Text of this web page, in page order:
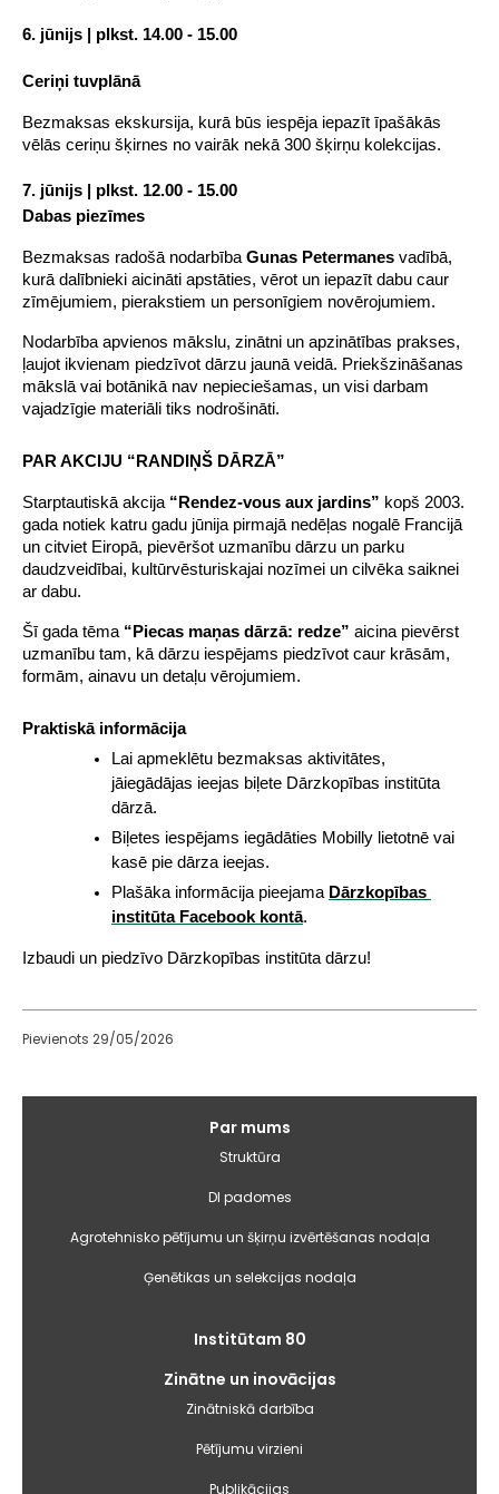
6. jūnijs | plkst. 14.00 - 15.00
Ceriņi tuvplānā
Bezmaksas ekskursija, kurā būs iespēja iepazīt īpašākās
vēlās ceriņu šķirnes no vairāk nekā 300 šķirņu kolekcijas.
7. jūnijs | plkst. 12.00 - 15.00
Dabas piezīmes
Bezmaksas radošā nodarbība Gunas Petermanes vadībā,
kurā dalībnieki aicināti apstāties, vērot un iepazīt dabu caur
zīmējumiem, pierakstiem un personīgiem novērojumiem.
Nodarbība apvienos mākslu, zinātni un apzinātības prakses,
ļaujot ikvienam piedzīvot dārzu jaunā veidā. Priekšzināšanas
mākslā vai botānikā nav nepieciešamas, un visi darbam
vajadzīgie materiāli tiks nodrošināti.
PAR AKCIJU “RANDIŅŠ DĀRZĀ”
Starptautiskā akcija “Rendez-vous aux jardins” kopš 2003.
gada notiek katru gadu jūnija pirmajā nedēļas nogalē Francijā
un citviet Eiropā, pievēršot uzmanību dārzu un parku
daudzveidībai, kultūrvēsturiskajai nozīmei un cilvēka saiknei
ar dabu.
Šī gada tēma “Piecas maņas dārzā: redze” aicina pievērst
uzmanību tam, kā dārzu iespējams piedzīvot caur krāsām,
formām, ainavu un detaļu vērojumiem.
Praktiskā informācija
Lai apmeklētu bezmaksas aktivitātes,
jāiegādājas ieejas biļete Dārzkopības institūta
dārzā.
Biļetes iespējams iegādāties Mobilly lietotnē vai
kasē pie dārza ieejas.
Plašāka informācija pieejama Dārzkopības
institūta Facebook kontā.
Izbaudi un piedzīvo Dārzkopības institūta dārzu!
Pievienots 29/05/2026
Par mums
Struktūra
DI padomes
Agrotehnisko pētījumu un šķirņu izvērtēšanas nodaļa
Ģenētikas un selekcijas nodaļa
Institūtam 80
Zinātne un inovācijas
Zinātniskā darbība
Pētījumu virzieni
Publikācijas